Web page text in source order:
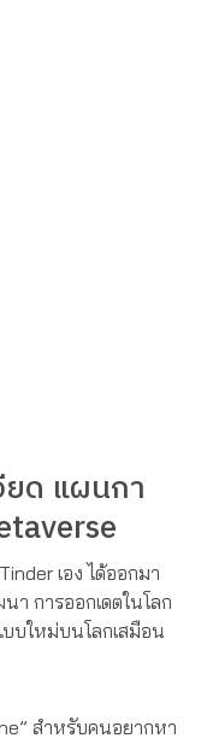
ยด แผนกา
เอง ได้ออกมา
การออกเดตในโลก
บใหม่บนโลกเสมือน